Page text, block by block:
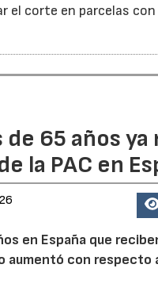
el corte en parcelas
65 años
la PAC en
en España que
aumentó con